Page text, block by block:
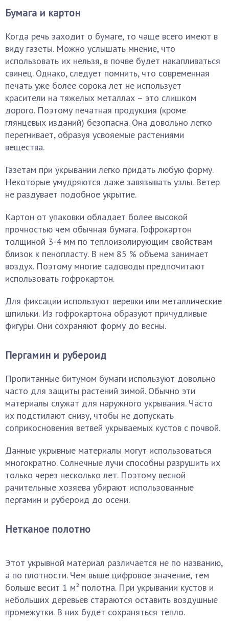
Бумага и картон
Когда речь заходит о бумаге, то чаще всего имеют в
виду газеты. Можно услышать мнение, что
использовать их нельзя, в почве будет накапливаться
свинец. Однако, следует помнить, что современная
печать уже более сорока лет не использует
красители на тяжелых металлах – это слишком
дорого. Поэтому печатная продукция (кроме
глянцевых изданий) безопасна. Она довольно легко
перегнивает, образуя усвояемые растениями
вещества.
Газетам при укрывании легко придать любую форму.
Некоторые умудряются даже завязывать узлы. Ветер
не раздувает подобное укрытие.
Картон от упаковки обладает более высокой
прочностью чем обычная бумага. Гофрокартон
толщиной 3-4 мм по теплоизолирующим свойствам
близок к пенопласту. В нем 85 % объема занимает
воздух. Поэтому многие садоводы предпочитают
использовать гофрокартон.
Для фиксации используют веревки или металлические
шпильки. Из гофрокартона образуют причудливые
фигуры. Они сохраняют форму до весны.
Пергамин и рубероид
Пропитанные битумом бумаги используют довольно
часто для защиты растений зимой. Обычно эти
материалы служат для наружного укрывания. Часто
их подстилают снизу, чтобы не допускать
соприкосновения ветвей укрываемых кустов с почвой.
Данные укрывные материалы могут использоваться
многократно. Солнечные лучи способны разрушить их
только через несколько лет. Поэтому весной
рачительные хозяева убирают использованные
пергамин и рубероид до осени.
Нетканое полотно
Этот укрывной материал различается не по названию,
а по плотности. Чем выше цифровое значение, тем
больше весит 1 м² полотна. При укрывании кустов и
небольших деревьев стараются оставить воздушные
промежутки. В них будет сохраняться тепло.